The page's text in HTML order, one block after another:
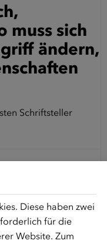
muss sich
ändern,
Schriftsteller
und
sind nicht
Diese haben zwei
für die
Website. Zum